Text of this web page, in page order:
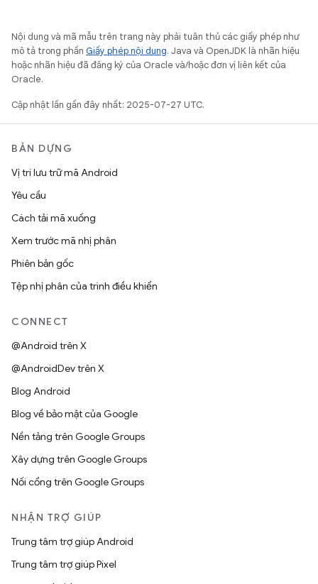
Nội dung và mã mẫu trên trang này phải tuân thủ các giấy phép như
mô tả trong phần Giấy phép nội dung. Java và OpenJDK là nhãn hiệu
hoặc nhãn hiệu đã đăng ký của Oracle và/hoặc đơn vị liên kết của
Oracle.
Cập nhật lần gần đây nhất: 2025-07-27 UTC.
BẢN DỰNG
Vị trí lưu trữ mã Android
Yêu cầu
Cách tải mã xuống
Xem trước mã nhị phân
Phiên bản gốc
Tệp nhị phân của trình điều khiển
CONNECT
@Android trên X
@AndroidDev trên X
Blog Android
Blog về bảo mật của Google
Nền tảng trên Google Groups
Xây dựng trên Google Groups
Nối cổng trên Google Groups
NHẬN TRỢ GIÚP
Trung tâm trợ giúp Android
Trung tâm trợ giúp Pixel